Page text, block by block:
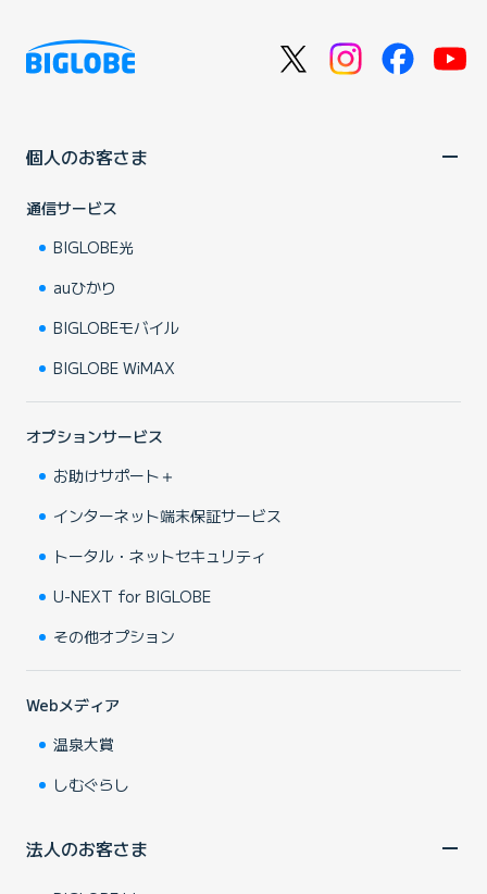
個人のお客さま
通信サービス
BIGLOBE光
auひかり
BIGLOBEモバイル
BIGLOBE WiMAX
オプションサービス
お助けサポート＋
インターネット端末保証サービス
トータル・ネットセキュリティ
U-NEXT for BIGLOBE
その他オプション
Webメディア
温泉大賞
しむぐらし
法人のお客さま